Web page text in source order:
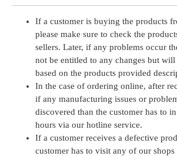
If a customer is buying the products
please make sure to check the
sellers. Later, if any problems occur
not be entitled to any changes but
based on the products provided
In the case of ordering online, after
if any manufacturing issues or
discovered than the customer has to
hours via our hotline service.
If a customer receives a defective
customer has to visit any of our